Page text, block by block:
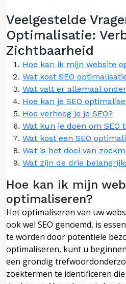
Veelgestelde
Optimalisatie:
Zichtbaarheid
Hoe kan ik mijn website
Wat kost SEO
Wat valt er allemaal onder
Hoe kan je SEO
Hoe verhoog je je SEO?
Wat kun je doen om SEO
Wat kost een SEO
Wat is het doel van
Wat zijn de drie
Hoe kan ik mijn
optimaliseren?
Het optimaliseren van uw
ook wel SEO genoemd, is
te worden door potentiële
optimaliseren, kunt u
een grondig
zoektermen te identificeren